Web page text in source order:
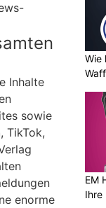
Inhalte
sowie
TikTok,
enorme
Wie
EM
Ihre